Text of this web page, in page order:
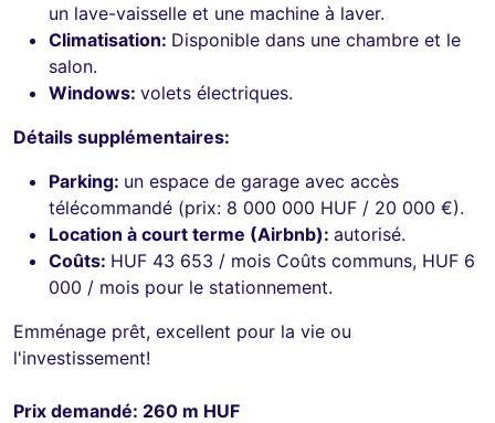
un lave-vaisselle et une machine à laver.
Climatisation: Disponible dans une chambre et le
salon.
Windows: volets électriques.
Détails supplémentaires:
Parking: un espace de garage avec accès
télécommandé (prix: 8 000 000 HUF / 20 000 €).
Location à court terme (Airbnb): autorisé.
Coûts: HUF 43 653 / mois Coûts communs, HUF 6
000 / mois pour le stationnement.
Emménage prêt, excellent pour la vie ou
l'investissement!
Prix demandé: 260 m HUF